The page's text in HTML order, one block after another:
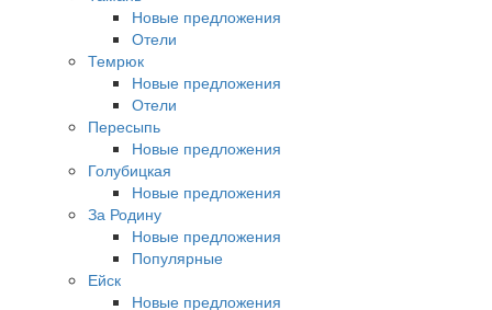
Новые предложения
Отели
Темрюк
Новые предложения
Отели
Пересыпь
Новые предложения
Голубицкая
Новые предложения
За Родину
Новые предложения
Популярные
Ейск
Новые предложения